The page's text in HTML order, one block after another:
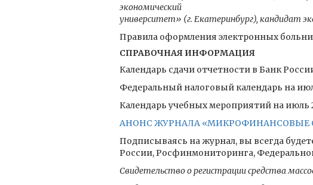
экономический
университет» (г. Екатеринбург), кандидат
Правила оформления электронных
СПРАВОЧНАЯ ИНФОРМАЦИЯ
Календарь сдачи отчетности в Банк
Федеральный налоговый календарь на
Календарь учебных мероприятий на июль
АНОНС ЖУРНАЛА «МИКРОФИНАНСОВЫЕ
Подписываясь на журнал, вы всегда
России, Росфинмониторинга,
Свидетельство о регистрации средства